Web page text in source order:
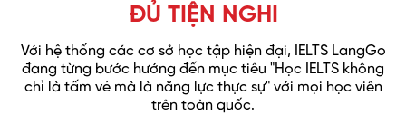
ĐỦ TIỆN NGHI
Với hệ thống các cơ sở học tập hiện đại, IELTS LangGo
đang từng bước hướng đến mục tiêu "Học IELTS không
chỉ là tấm vé mà là năng lực thực sự" với mọi học viên
trên toàn quốc.